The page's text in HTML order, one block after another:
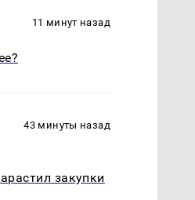
11 минут назад
43 минуты назад
закупки